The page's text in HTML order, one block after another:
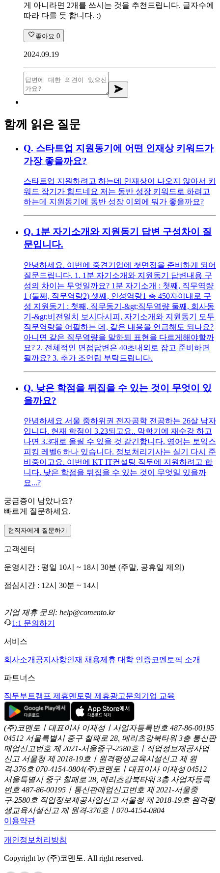
게 아니라면 2개를 쓰시는 것을 추천드립니다. 글자수에
따라 다를 듯 합니다. :)
좋아요 0
2024.09.19
함께 읽은 질문
Q. 스타트업 지원동기에 어떤 인재상 키워드가
가장 좋을까요?
스타트업 지원하려고 하는데 인재상이 나오지 않아서 키
워드 잡기가 힘드네요 저는 동반 성장 키워드로 하려고
하는데 지원동기에 동반 성장 이외에 뭐가 좋을까요?
Q. 1분 자기소개와 지원동기 답변 구성차이 질
문입니다.
안녕하세요. 이번에 중견기업에 첫면접을 준비하게 되어
질문드립니다. 1. 1분 자기소개와 지원동기 답변내용 구
성의 차이는 무엇일까요? 1분 자기소개 : 첫째, 직무역량
1 (둘째, 직무역량2) 셋째, 인성역량1 총 450자이내로 구
성 지원동기 : 첫째, 직무동기-&gt;직무역량 둘째, 회사동
기-&gt;비전일치 보시다시피, 자기소개와 지원동기 모두
직무역량을 어필하는 데, 같은 내용을 언급해도 되나요?
아니면 같은 직무역량을 말하되 표현을 다르게해야할까
요? 2. 전체적인 면접답변은 40초내외로 잡고 준비하면
될까요? 3. 추가 조언팁 부탁드립니다.
Q. 낮은 학점을 뒤집을 수 있는 것이 무엇이 있
을까요?
안녕하세요 서울 중하위권 전자공학 전공하는 26살 남자
입니다. 현재 학점이 3.23되고요.. 막학기에 재수강 하고
나면 3.3대로 올릴 수 있을 것 같긴합니다. 영어는 토익스
피킹 레벨6 하나 있습니다. 정보처리기사는 실기 다시 준
비중이고요. 이번에 KT IT컨설팅 직무에 지원하려고 합
니다. 낮은 학점을 뒤집을 수 있는 것이 무엇일 있을까
요...?
궁금증이 남았나요?
빠르게 질문하세요.
현직자에게 질문하기
고객센터
운영시간 : 평일 10시 ~ 18시 30분 (주말, 공휴일 제외)
점심시간 : 12시 30분 ~ 14시
기업 제휴 문의: help@comento.kr
1:1 문의하기
서비스
회사소개 공지사항인재 채용제휴 대학 인증코멘토픽 소개
파트너스
직무부트캠프 제휴멘토링 제휴광고문의 기업 교육
(주)코멘토ㅣ대표이사 이재성ㅣ사업자등록번호 487-86-00195
04512 서울특별시 중구 칠패로 28, 메리츠강북타워 3층 통신판
매업신고번호 제 2021-서울중구-2580호ㅣ직업정보제공사업
신고 서울청 제 2018-19호ㅣ원격평생교육시설신고 제 원
격-376호 070-4154-0804(주)코멘토ㅣ대표이사 이재성 04512
서울특별시 중구 칠패로 28, 메리츠강북타워 3층 사업자등록
번호 487-86-00195ㅣ통신판매업신고번호 제 2021-서울중
구-2580호 직업정보제공사업신고 서울청 제 2018-19호 원격평
생교육시설신고 제 원격-376호ㅣ070-4154-0804
이용약관
개인정보처리방침
Copyright by (주)코멘토. All right reserved.